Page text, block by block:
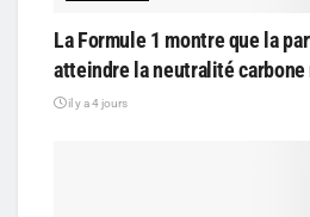
La Formule 1 montre que la
atteindre la neutralité carbone
il y a 4 jours